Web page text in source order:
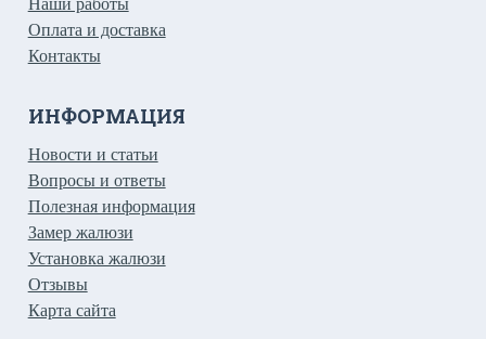
Наши работы
Оплата и доставка
Контакты
ИНФОРМАЦИЯ
Новости и статьи
Вопросы и ответы
Полезная информация
Замер жалюзи
Установка жалюзи
Отзывы
Карта сайта